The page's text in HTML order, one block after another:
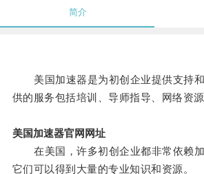
简介
美国加速器是为初创企业提供支持和
供的服务包括培训、导师指导、网络资源
美国加速器官网网址
在美国，许多初创企业都非常依赖加
它们可以得到大量的专业知识和资源。